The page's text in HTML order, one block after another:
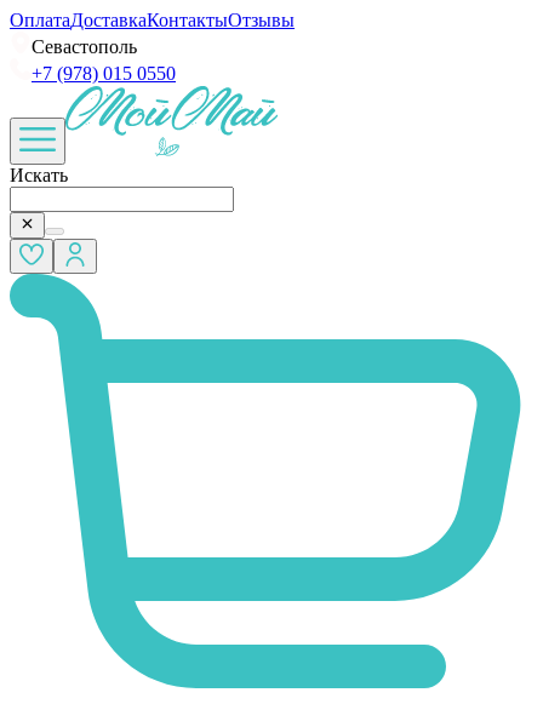
ОплатаДоставкаКонтактыОтзывы
Севастополь
+7 (978) 015 0550
Искать